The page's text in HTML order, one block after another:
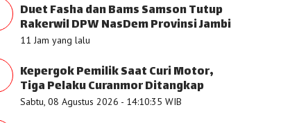
Duet Fasha dan Bams Samson Tutup
Rakerwil DPW NasDem Provinsi Jambi
11 Jam yang lalu
Kepergok Pemilik Saat Curi Motor,
Tiga Pelaku Curanmor Ditangkap
Sabtu, 08 Agustus 2026 - 14:10:35 WIB